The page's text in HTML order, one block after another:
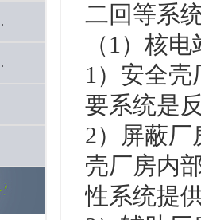
二回等系
（1）核
1）安全
要系统是
2）屏蔽
壳厂房内
性系统提